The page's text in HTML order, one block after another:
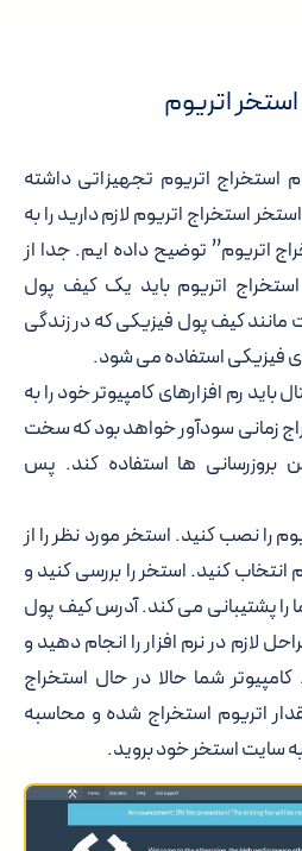
اتریوم
استخراج اتریوم تجهیزاتی داشته
استخراج اتریوم لازم دارید را به
اتریوم” توضیح داده ایم. جدا از
استخراج اتریوم باید یک کیف پول
مانند کیف پول فیزیکی که در زندگی
فیزیکی استفاده می شود.
رم افزارهای کامپیوتر خود را به
زمانی سودآور خواهد بود که سخت
بروزرسانی ها استفاده کند. پس
را نصب کنید. استخر مورد نظر را از
کنید. استخر را بررسی کنید و
پشتیبانی می کند. آدرس کیف پول
لازم در نرم افزار را انجام دهید و
شما حالا در حال استخراج
اتریوم استخراج شده و محاسبه
سایت استخر خود بروید.